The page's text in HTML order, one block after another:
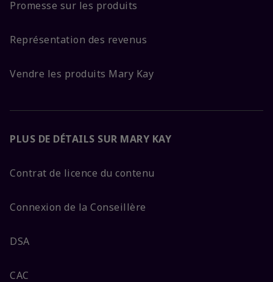
Promesse sur les produits
Représentation des revenus
Vendre les produits Mary Kay
PLUS DE DÉTAILS SUR MARY KAY
Contrat de licence du contenu
Connexion de la Conseillère
DSA
CAC